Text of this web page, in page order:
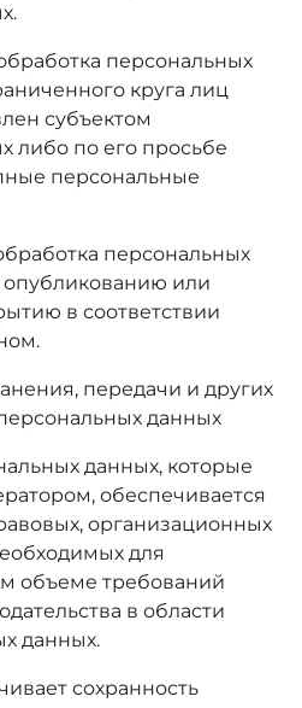
персональных
круга лиц
субъектом
либо по его просьбе
персональные
персональных
или
в соответствии
передачи и других
данных
данных, которые
обеспечивается
организационных
для
объеме требований
в области
данных.
сохранность